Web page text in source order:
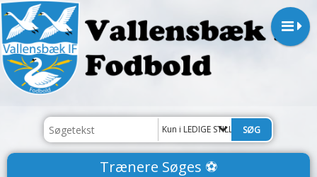
Kun i LEDIGE STILLINGER
Trænere Søges ⚽